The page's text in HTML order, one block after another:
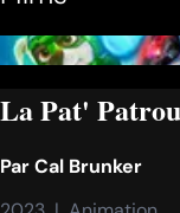
La Pat'
ParCal Brunker